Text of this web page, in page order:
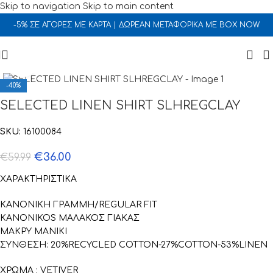
Skip to navigation Skip to main content
-5% ΣΕ ΑΓΟΡΕΣ ΜΕ ΚΑΡΤΑ | ΔΩΡΕΑΝ ΜΕΤΑΦΟΡΙΚΑ ΜΕ BOX NOW
-40%
SELECTED LINEN SHIRT SLHREGCLAY
SKU: 16100084
€59.99 €36.00
ΧΑΡΑΚΤΗΡΙΣΤΙΚΑ
ΚΑΝΟΝΙΚΗ ΓΡΑΜΜΗ/REGULAR FIT
KANONIKOS ΜΑΛΑΚΟΣ ΓΙΑΚΑΣ
ΜΑΚΡΥ ΜΑΝΙΚΙ
ΣΥΝΘΕΣΗ: 20%RECYCLED COTTON-27%COTTON-53%LINEN
ΧΡΩΜΑ : VETIVER